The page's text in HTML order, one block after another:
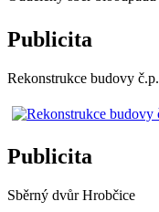
Publicita
Rekonstrukce budovy
Publicita
Sběrný dvůr Hrobčice